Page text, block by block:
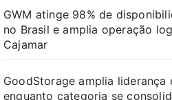
GWM atinge 98% de
no Brasil e amplia operação
Cajamar
GoodStorage amplia liderança
enquanto categoria se